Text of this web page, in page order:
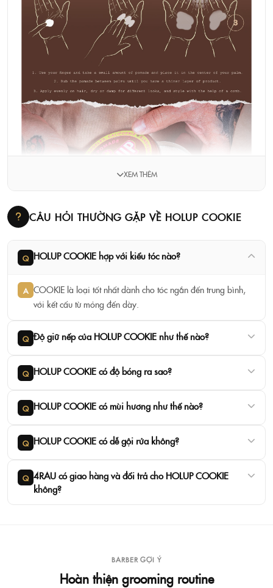
XEM THÊM
CÂU HỎI THƯỜNG GẶP VỀ HOLUP COOKIE
Q HOLUP COOKIE hợp với kiểu tóc nào?
A COOKIE là loại tốt nhất dành cho tóc ngắn đến trung bình,
với kết cấu từ mỏng đến dày.
Q Độ giữ nếp của HOLUP COOKIE như thế nào?
Q HOLUP COOKIE có độ bóng ra sao?
Q HOLUP COOKIE có mùi hương như thế nào?
Q HOLUP COOKIE có dễ gội rửa không?
Q 4RAU có giao hàng và đổi trả cho HOLUP COOKIE
không?
BARBER GỢI Ý
Hoàn thiện grooming routine